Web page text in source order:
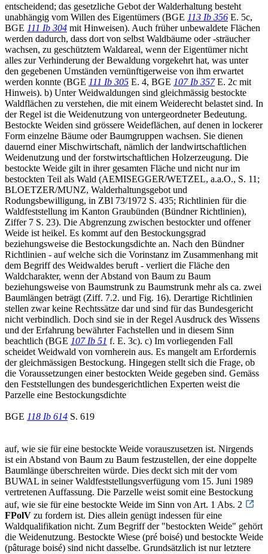
entscheidend; das gesetzliche Gebot der Walderhaltung besteht
unabhängig vom Willen des Eigentümers (BGE 113 Ib 356 E. 5c,
BGE 111 Ib 304 mit Hinweisen). Auch früher unbewaldete Flächen
werden dadurch, dass dort von selbst Waldbäume oder -sträucher
wachsen, zu geschütztem Waldareal, wenn der Eigentümer nicht
alles zur Verhinderung der Bewaldung vorgekehrt hat, was unter
den gegebenen Umständen vernünftigerweise von ihm erwartet
werden konnte (BGE 111 Ib 305 E. 4, BGE 107 Ib 357E. 2c mit
Hinweis). b) Unter Weidwaldungen sind gleichmässig bestockte
Waldflächen zu verstehen, die mit einem Weiderecht belastet sind. In
der Regel ist die Weidenutzung von untergeordneter Bedeutung.
Bestockte Weiden sind grössere Weideflächen, auf denen in lockerer
Form einzelne Bäume oder Baumgruppen wachsen. Sie dienen
dauernd einer Mischwirtschaft, nämlich der landwirtschaftlichen
Weidenutzung und der forstwirtschaftlichen Holzerzeugung. Die
bestockte Weide gilt in ihrer gesamten Fläche und nicht nur im
bestockten Teil als Wald (AEMISEGGER/WETZEL, a.a.O., S. 11;
BLOETZER/MUNZ, Walderhaltungsgebot und
Rodungsbewilligung, in ZBl 73/1972 S. 435; Richtlinien für die
Waldfeststellung im Kanton Graubünden (Bündner Richtlinien),
Ziffer 7 S. 23). Die Abgrenzung zwischen bestockter und offener
Weide ist heikel. Es kommt auf den Bestockungsgrad
beziehungsweise die Bestockungsdichte an. Nach den Bündner
Richtlinien - auf welche sich die Vorinstanz im Zusammenhang mit
dem Begriff des Weidwaldes beruft - verliert die Fläche den
Waldcharakter, wenn der Abstand von Baum zu Baum
beziehungsweise von Baumstrunk zu Baumstrunk mehr als ca. zwei
Baumlängen beträgt (Ziff. 7.2. und Fig. 16). Derartige Richtlinien
stellen zwar keine Rechtssätze dar und sind für das Bundesgericht
nicht verbindlich. Doch sind sie in der Regel Ausdruck des Wissens
und der Erfahrung bewährter Fachstellen und in diesem Sinn
beachtlich (BGE 107 Ib 51 f. E. 3c). c) Im vorliegenden Fall
scheidet Weidwald von vornherein aus. Es mangelt am Erfordernis
der gleichmässigen Bestockung. Hingegen stellt sich die Frage, ob
die Voraussetzungen einer bestockten Weide gegeben sind. Gemäss
den Feststellungen des bundesgerichtlichen Experten weist die
Parzelle eine Bestockungsdichte
BGE 118 Ib 614 S. 619
auf, wie sie für eine bestockte Weide vorauszusetzen ist. Nirgends
ist ein Abstand von Baum zu Baum festzustellen, der eine doppelte
Baumlänge überschreiten würde. Dies deckt sich mit der vom
BUWAL in seiner Waldfeststellungsverfügung vom 15. Juni 1989
vertretenen Auffassung. Die Parzelle weist somit eine Bestockung
auf, wie sie für eine bestockte Weide im Sinn von Art. 1 Abs. 2
FPolV zu fordern ist. Dies allein genügt indessen für eine
Waldqualifikation nicht. Zum Begriff der "bestockten Weide" gehört
die Weidenutzung. Bestockte Wiese (pré boisé) und bestockte Weide
(pâturage boisé) sind nicht dasselbe. Grundsätzlich ist nur letztere